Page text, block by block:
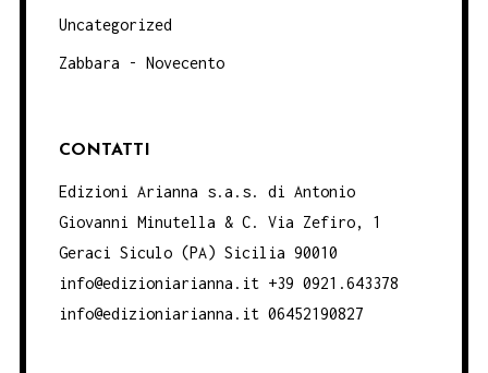
Uncategorized
Zabbara - Novecento
CONTATTI
Edizioni Arianna s.a.s. di Antonio
Giovanni Minutella & C. Via Zefiro, 1
Geraci Siculo (PA) Sicilia 90010
info@edizioniarianna.it +39 0921.643378
info@edizioniarianna.it 06452190827